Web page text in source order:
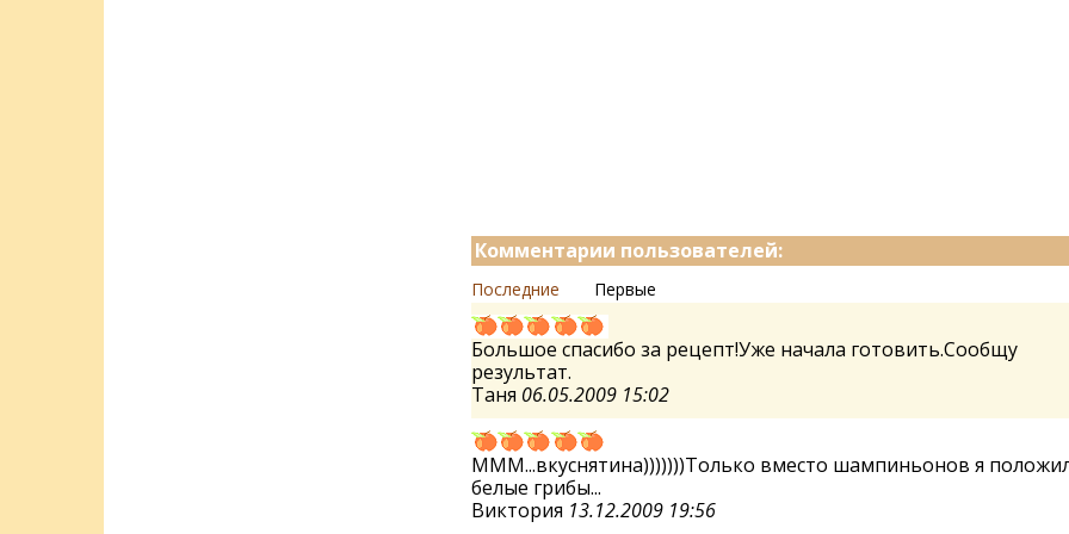
Комментарии пользователей:
Последние Первые
Большое спасибо за рецепт!Уже начала готовить.Сообщу
результат.
Таня 06.05.2009 15:02
МММ...вкуснятина)))))))Только вместо шампиньонов я
белые грибы...
Виктория 13.12.2009 19:56